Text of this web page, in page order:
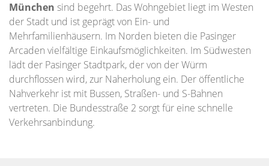
München sind begehrt. Das Wohngebiet liegt im Westen
der Stadt und ist geprägt von Ein- und
Mehrfamilienhäusern. Im Norden bieten die Pasinger
Arcaden vielfältige Einkaufsmöglichkeiten. Im Südwesten
lädt der Pasinger Stadtpark, der von der Würm
durchflossen wird, zur Naherholung ein. Der öffentliche
Nahverkehr ist mit Bussen, Straßen- und S-Bahnen
vertreten. Die Bundesstraße 2 sorgt für eine schnelle
Verkehrsanbindung.